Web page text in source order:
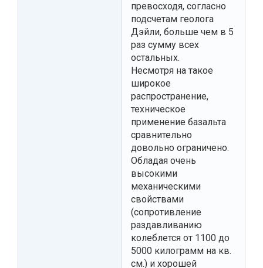
превосходя, согласно
подсчетам геолога
Дэйли, больше чем в 5
раз сумму всех
остальных.
Несмотря на такое
широкое
распространение,
техническое
применение базальта
сравнительно
довольно ограничено.
Обладая очень
высокими
механическими
свойствами
(сопротивление
раздавливанию
колеблется от 1100 до
5000 килограмм на кв.
см.) и хорошей